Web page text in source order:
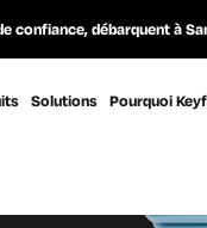
confiance, débarquent à
Solutions Pourquoi